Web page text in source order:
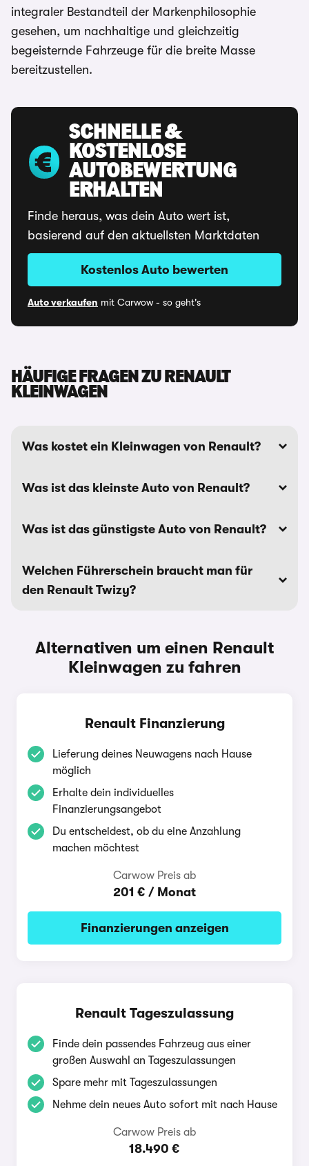
integraler Bestandteil der Markenphilosophie
gesehen, um nachhaltige und gleichzeitig
begeisternde Fahrzeuge für die breite Masse
bereitzustellen.
SCHNELLE &
KOSTENLOSE
AUTOBEWERTUNG
ERHALTEN
Finde heraus, was dein Auto wert ist,
basierend auf den aktuellsten Marktdaten
Kostenlos Auto bewerten
Auto verkaufen mit Carwow - so geht's
HÄUFIGE FRAGEN ZU RENAULT
KLEINWAGEN
Was kostet ein Kleinwagen von Renault?
Was ist das kleinste Auto von Renault?
Was ist das günstigste Auto von Renault?
Welchen Führerschein braucht man für
den Renault Twizy?
Alternativen um einen Renault
Kleinwagen zu fahren
Renault Finanzierung
Lieferung deines Neuwagens nach Hause
möglich
Erhalte dein individuelles
Finanzierungsangebot
Du entscheidest, ob du eine Anzahlung
machen möchtest
Carwow Preis ab
201 € / Monat
Finanzierungen anzeigen
Renault Tageszulassung
Finde dein passendes Fahrzeug aus einer
großen Auswahl an Tageszulassungen
Spare mehr mit Tageszulassungen
Nehme dein neues Auto sofort mit nach Hause
Carwow Preis ab
18.490 €